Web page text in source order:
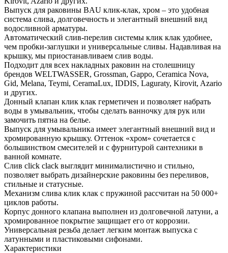
Выпуск для раковины BAU клик-клак, хром – это удобная
система слива, долговечность и элегантный внешний вид
водосливной арматуры.
Автоматический слив-перелив системы клик клак удобнее,
чем пробки-заглушки и универсальные сливы. Надавливая на
крышку, мы приостанавливаем слив воды.
Подходит для всех накладных раковин на столешницу
брендов WELTWASSER, Grossman, Gappo, Ceramica Nova,
Gid, Melana, Teymi, CeramaLux, IDDIS, Laguraty, Kirovit, Azario
и других.
Донный клапан клик клак герметичен и позволяет набрать
воды в умывальник, чтобы сделать ванночку для рук или
замочить пятна на белье.
Выпуск для умывальника имеет элегантный внешний вид и
хромированную крышку. Оттенок «хром» сочетается с
большинством смесителей и с фурнитурой сантехники в
ванной комнате.
Слив click clack выглядит минималистично и стильно,
позволяет выбрать дизайнерские раковины без переливов,
стильные и статусные.
Механизм слива клик клак с пружиной рассчитан на 50 000+
циклов работы.
Корпус донного клапана выполнен из долговечной латуни, а
хромированное покрытие защищает его от коррозии.
Универсальная резьба делает легким монтаж выпуска с
латунными и пластиковыми сифонами.
Характеристики